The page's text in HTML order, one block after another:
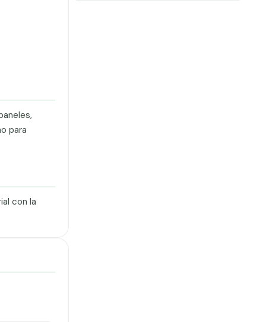
para
con la